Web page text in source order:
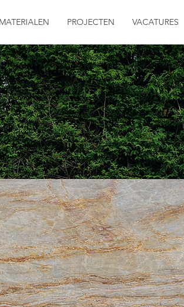
MATERIALEN PROJECTEN VACATURES